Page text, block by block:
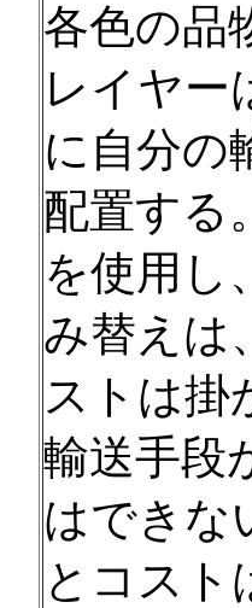
各色の品
レイヤー
に自分の
配置する
を使用し
み替えは
ストは掛
輸送手段
はできな
とコスト